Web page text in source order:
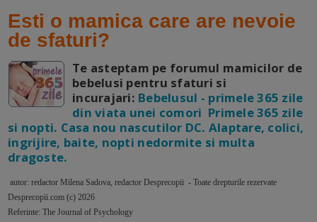
Esti o mamica care are nevoie
de sfaturi?
Te asteptam pe forumul mamicilor de
bebelusi pentru sfaturi si
incurajari: Bebelusul - primele 365 zile
din viata unei comori Primele 365 zile
si nopti. Casa nou nascutilor DC. Alaptare, colici,
ingrijire, baite, nopti nedormite si multa
dragoste.
autor: redactor Milena Sadova, redactor Desprecopii - Toate drepturile rezervate
Desprecopii.com (c) 2026
Referinte: The Journal of Psychology